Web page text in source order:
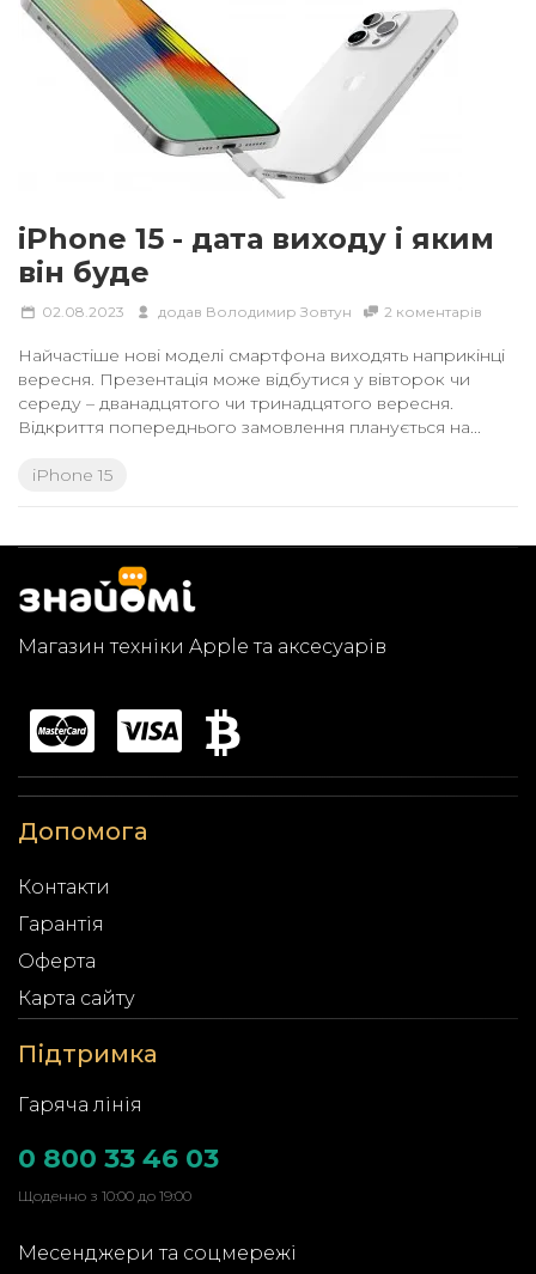
iPhone 15 - дата виходу і яким
він буде
02.08.2023 додав Володимир Зовтун 2 коментарів
Найчастіше нові моделі смартфона виходять наприкінці
вересня. Презентація може відбутися у вівторок чи
середу – дванадцятого чи тринадцятого вересня.
Відкриття попереднього замовлення планується на...
Магазин техніки Apple та аксесуарів
Допомога
Контакти
Гарантія
Оферта
Карта сайту
Підтримка
Гаряча лінія
0 800 33 46 03
Щоденно з 10:00 до 19:00
Месенджери та соцмережі